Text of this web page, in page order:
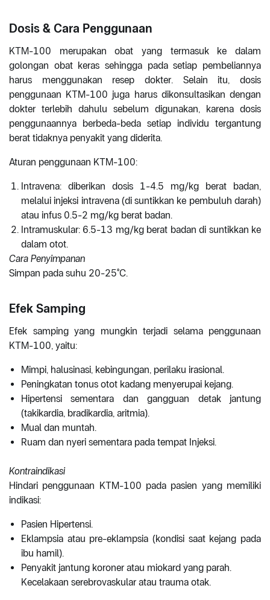
Dosis & Cara Penggunaan
KTM-100 merupakan obat yang termasuk ke dalam
golongan obat keras sehingga pada setiap pembeliannya
harus menggunakan resep dokter. Selain itu, dosis
penggunaan KTM-100 juga harus dikonsultasikan dengan
dokter terlebih dahulu sebelum digunakan, karena dosis
penggunaannya berbeda-beda setiap individu tergantung
berat tidaknya penyakit yang diderita.
Aturan penggunaan KTM-100:
Intravena: diberikan dosis 1-4.5 mg/kg berat badan,
melalui injeksi intravena (di suntikkan ke pembuluh darah)
atau infus 0.5-2 mg/kg berat badan.
Intramuskular: 6.5-13 mg/kg berat badan di suntikkan ke
dalam otot.
Cara Penyimpanan
Simpan pada suhu 20-25°C.
Efek Samping
Efek samping yang mungkin terjadi selama penggunaan
KTM-100, yaitu:
Mimpi, halusinasi, kebingungan, perilaku irasional.
Peningkatan tonus otot kadang menyerupai kejang.
Hipertensi sementara dan gangguan detak jantung
(takikardia, bradikardia, aritmia).
Mual dan muntah.
Ruam dan nyeri sementara pada tempat Injeksi.
Kontraindikasi
Hindari penggunaan KTM-100 pada pasien yang memiliki
indikasi:
Pasien Hipertensi.
Eklampsia atau pre-eklampsia (kondisi saat kejang pada
ibu hamil).
Penyakit jantung koroner atau miokard yang parah.
Kecelakaan serebrovaskular atau trauma otak.